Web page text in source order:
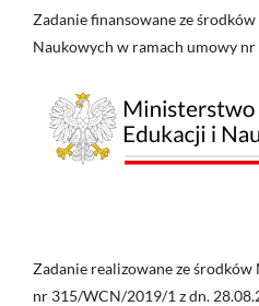
Zadanie finansowane ze
Naukowych w ramach umowy
Zadanie realizowane ze
nr 315/WCN/2019/1 z dn.